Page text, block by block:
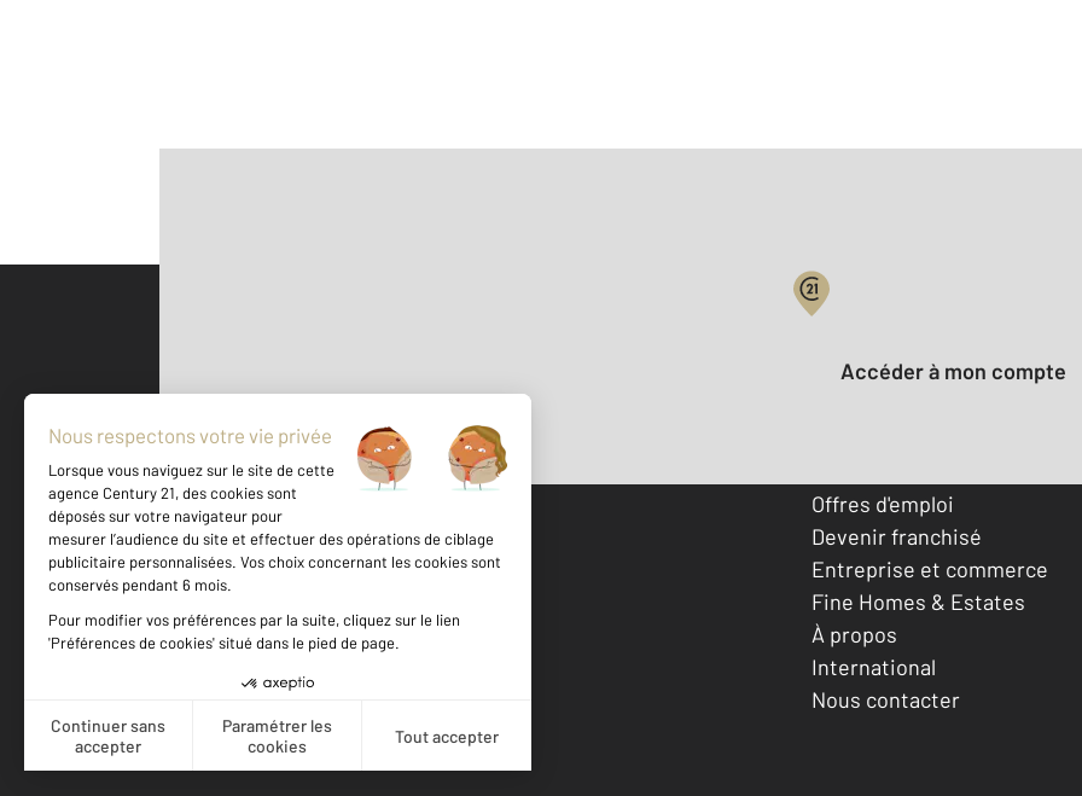
500 m ©Mappy
Votre compte :
Accéder à mon compte
Votre agence est notée
Achat
10
Location
Offres d'emploi
Devenir franchisé
Entreprise et commerce
Fine Homes & Estates
À propos
International
Nous contacter